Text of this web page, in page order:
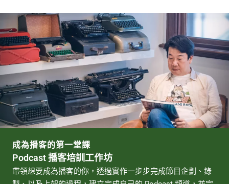
成為播客的第一堂課
Podcast 播客培訓工作坊
帶領想要成為播客的你，透過實作一步步完成節目企劃、錄